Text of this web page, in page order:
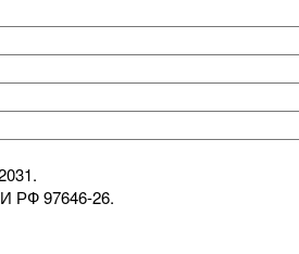
РФ 97646-26.